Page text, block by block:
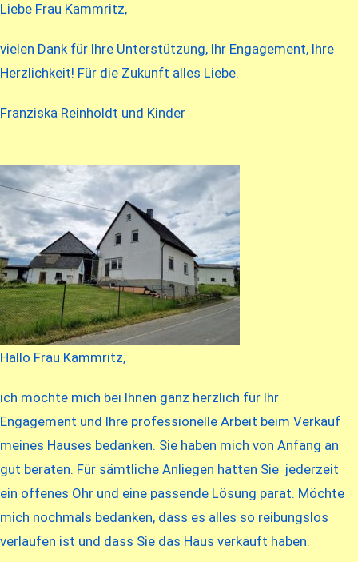
Liebe Frau Kammritz,
vielen Dank für Ihre Ünterstützung, Ihr Engagement, Ihre
Herzlichkeit! Für die Zukunft alles Liebe.
Franziska Reinholdt und Kinder
Hallo Frau Kammritz,
ich möchte mich bei Ihnen ganz herzlich für Ihr
Engagement und Ihre professionelle Arbeit beim Verkauf
meines Hauses bedanken. Sie haben mich von Anfang an
gut beraten. Für sämtliche Anliegen hatten Sie jederzeit
ein offenes Ohr und eine passende Lösung parat. Möchte
mich nochmals bedanken, dass es alles so reibungslos
verlaufen ist und dass Sie das Haus verkauft haben.